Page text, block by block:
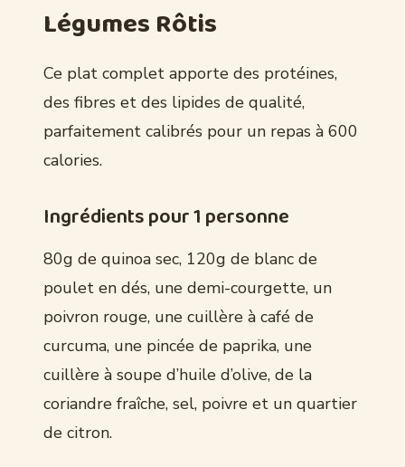
Légumes Rôtis
Ce plat complet apporte des protéines,
des fibres et des lipides de qualité,
parfaitement calibrés pour un repas à 600
calories.
Ingrédients pour 1 personne
80g de quinoa sec, 120g de blanc de
poulet en dés, une demi-courgette, un
poivron rouge, une cuillère à café de
curcuma, une pincée de paprika, une
cuillère à soupe d’huile d’olive, de la
coriandre fraîche, sel, poivre et un quartier
de citron.